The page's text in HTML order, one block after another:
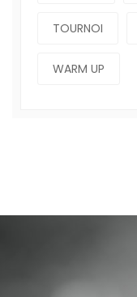
TOURNOI
WARM UP